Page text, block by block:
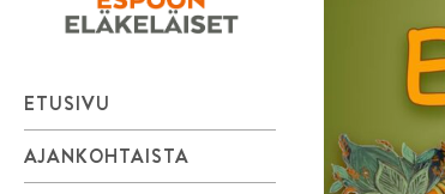
menoa.
ETUSIVU
AJANKOHTAISTA